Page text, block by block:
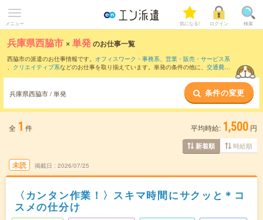
メニュー 気になる! ログイン 検索
兵庫県西脇市 ×単発のお仕事一覧
西脇市の派遣のお仕事情報です。 オフィスワーク・事務系、 営業・販売・サービス系
、 クリエイティブ系などのお仕事を取り揃えています。単発の条件の他に、 交通費別
兵庫県西脇市 / 単発 条件の変更
全 1 件 平均時給: 1,500 円
新着順 時給順
未読 掲載日 2026/07/25
〈カンタン作業！〉スキマ時間にサクッと＊コ
スメの仕分け